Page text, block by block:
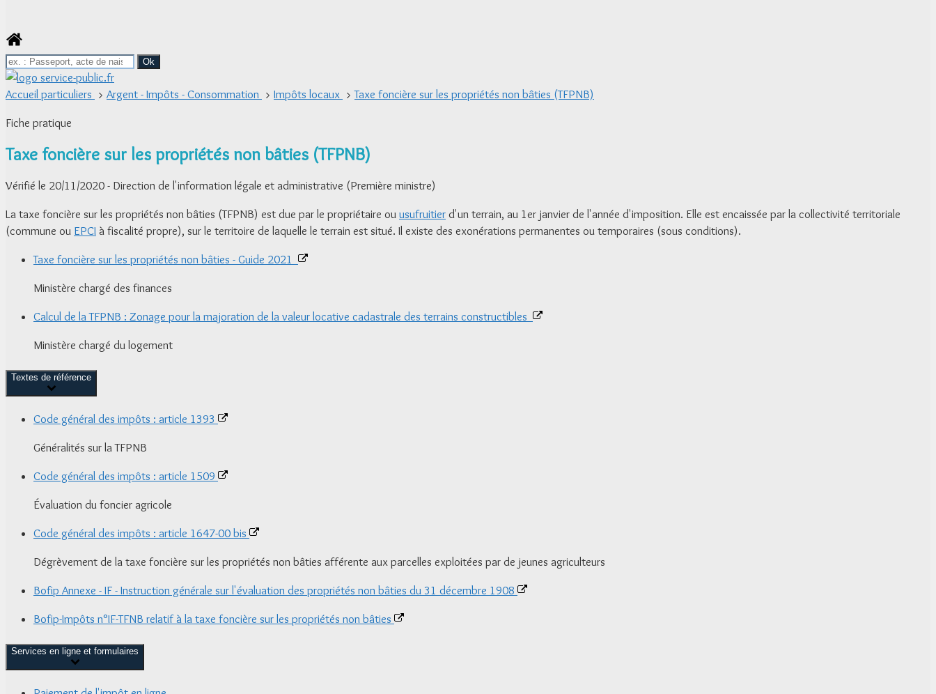
Accueil particuliers > Argent - Impôts - Consommation > Impôts locaux > Taxe foncière sur les propriétés non bâties (TFPNB)
Fiche pratique
Taxe foncière sur les propriétés non bâties (TFPNB)
Vérifié le 20/11/2020 - Direction de l'information légale et administrative (Première ministre)
La taxe foncière sur les propriétés non bâties (TFPNB) est due par le propriétaire ou usufruitier d'un terrain, au 1er janvier de l'année d'imposition. Elle est encaissée par la collectivité territoriale
(commune ou EPCI à fiscalité propre), sur le territoire de laquelle le terrain est situé. Il existe des exonérations permanentes ou temporaires (sous conditions).
Taxe foncière sur les propriétés non bâties - Guide 2021
Ministère chargé des finances
Calcul de la TFPNB : Zonage pour la majoration de la valeur locative cadastrale des terrains constructibles
Ministère chargé du logement
Textes de référence
Code général des impôts : article 1393
Généralités sur la TFPNB
Code général des impôts : article 1509
Évaluation du foncier agricole
Code général des impôts : article 1647-00 bis
Dégrèvement de la taxe foncière sur les propriétés non bâties afférente aux parcelles exploitées par de jeunes agriculteurs
Bofip Annexe - IF - Instruction générale sur l'évaluation des propriétés non bâties du 31 décembre 1908
Bofip-Impôts n°IF-TFNB relatif à la taxe foncière sur les propriétés non bâties
Services en ligne et formulaires